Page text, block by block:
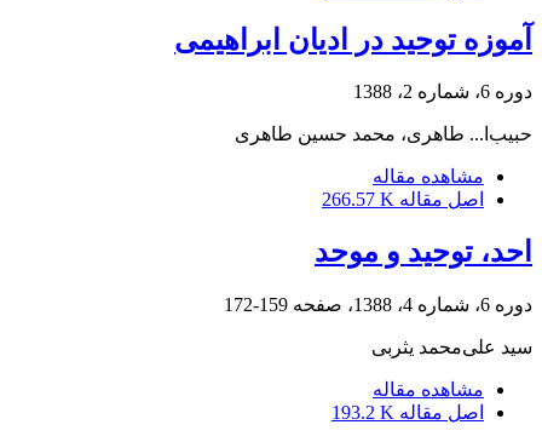
آموزه توحید در ادیان ابراهیمی
دوره 6، شماره 2، 1388
حبیب‌ا... طاهری، محمد حسین طاهری
مشاهده مقاله
اصل مقاله 266.57 K
احد، توحید و موحد
دوره 6، شماره 4، 1388، صفحه 159-172
سید علی‌محمد یثربی
مشاهده مقاله
اصل مقاله 193.2 K